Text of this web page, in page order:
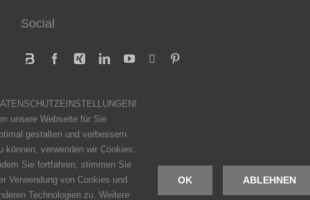
Social
unsere Webseite für Sie
gestalten und verbessern
können, verwenden wir Cookies.
Sie fortfahren, stimmen Sie
Verwendung von Cookies und
Technologien zu. Weitere
OK ABLEHNEN